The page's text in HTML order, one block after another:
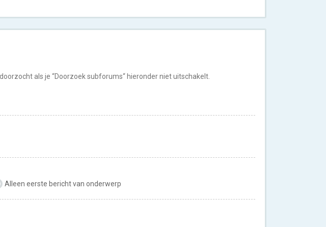
als je “Doorzoek subforums“ hieronder niet uitschakelt.
Alleen eerste bericht van onderwerp